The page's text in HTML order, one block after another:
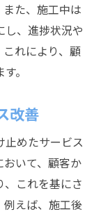
た、施工中は
し、進捗状況や
れにより、顧
。
改善
止めたサービス
いて、顧客か
これを基にさ
例えば、施工後